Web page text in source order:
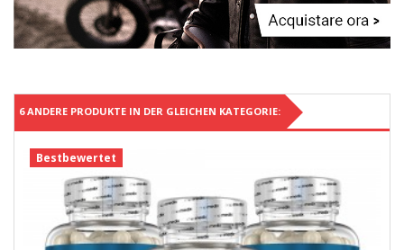
6 ANDERE PRODUKTE IN DER GLEICHEN KATEGORIE:
Bestbewertet